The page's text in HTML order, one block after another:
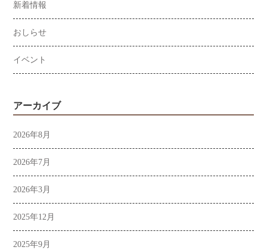
新着情報
おしらせ
イベント
アーカイブ
2026年8月
2026年7月
2026年3月
2025年12月
2025年9月